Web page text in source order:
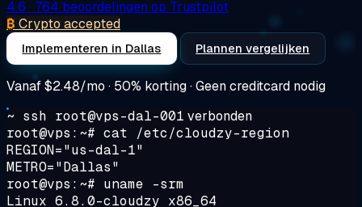
4.6 · 764 beoordelingen op Trustpilot
₿ Crypto accepted
Implementeren in Dallas Plannen vergelijken
Vanaf$2.48/mo · 50% korting · Geen creditcard nodig
~ ssh root@vps-dal-001 verbonden
root@vps:~# cat /etc/cloudzy-region
REGION="us-dal-1"
METRO="Dallas"
root@vps:~# uname -srm
Linux 6.8.0-cloudzy x86_64